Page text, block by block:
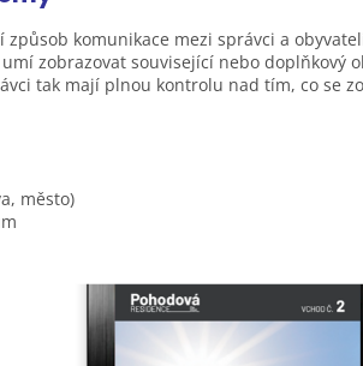
komunikace mezi správci a
zobrazovat související nebo
tak mají plnou kontrolu nad tím, co se
město)